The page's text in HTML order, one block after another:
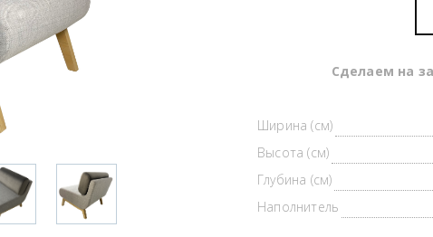
Cделаем на
Ширина (см)
Высота (см)
Глубина (см)
Наполнитель